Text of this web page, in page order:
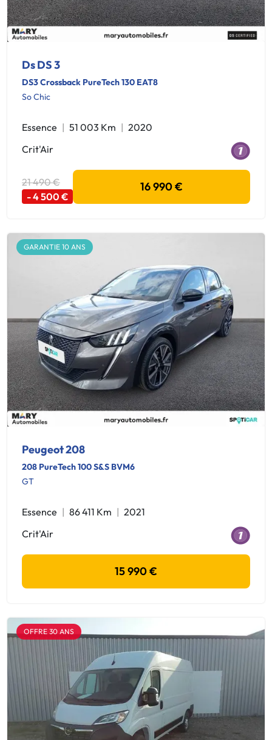
Ds DS 3
DS3 Crossback PureTech 130 EAT8
So Chic
Essence 51 003 Km
2020
Crit'Air
21 490 €
- 4 500 €
16 990 €
GARANTIE 10 ANS
Peugeot 208
208 PureTech 100 S&S BVM6
GT
Essence 86 411 Km
2021
Crit'Air
15 990 €
OFFRE 30 ANS